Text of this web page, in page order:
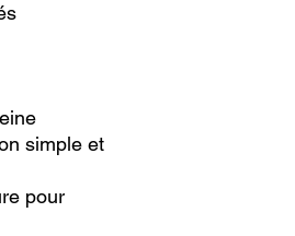
simple et
pour